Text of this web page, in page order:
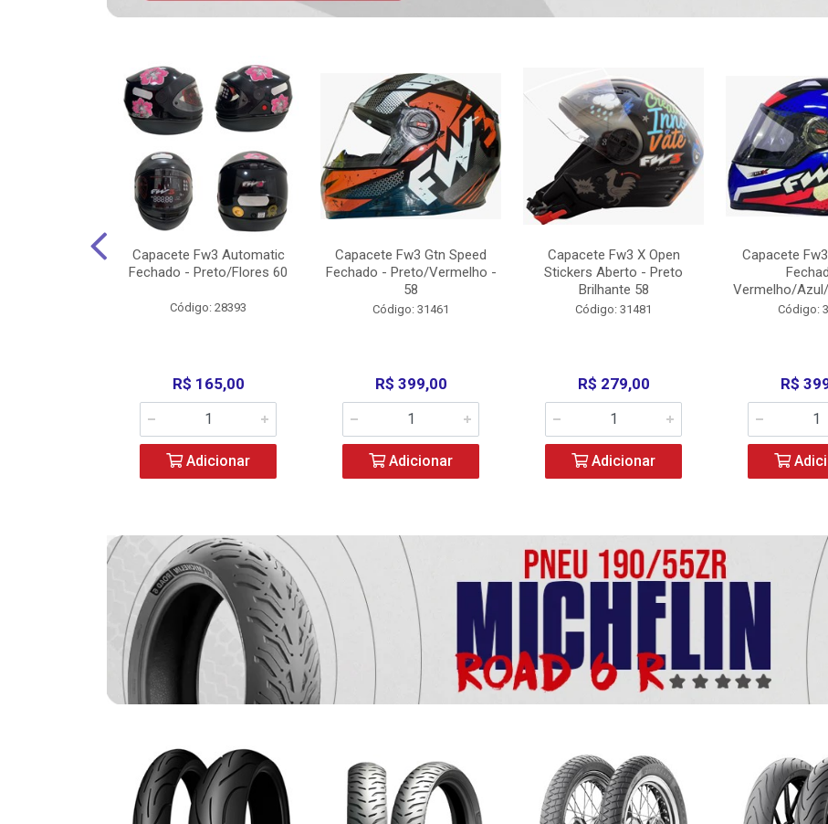
Capacete Fw3 Automatic
Fechado - Preto/Flores 60
Código: 28393
R$ 165,00
Adicionar
Capacete Fw3 Gtn Speed
Fechado - Preto/Vermelho -
58
Código: 31461
R$ 399,00
Adicionar
Capacete Fw3 X Open
Stickers Aberto - Preto
Brilhante 58
Código: 31481
R$ 279,00
Adicionar
Capacete
Vermelho/
Código:
R$